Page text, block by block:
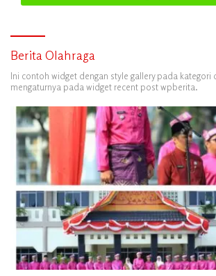
Berita Olahraga
Ini contoh widget dengan style gallery pada kategori
mengaturnya pada widget recent post wpberita.